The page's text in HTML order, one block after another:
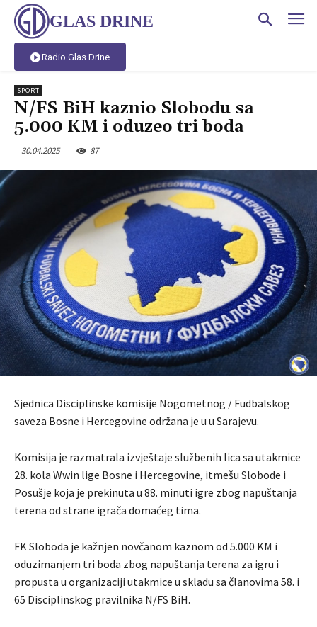
GLAS DRINE
Radio Glas Drine
SPORT
N/FS BiH kaznio Slobodu sa
5.000 KM i oduzeo tri boda
30.04.2025 87
Sjednica Disciplinske komisije Nogometnog / Fudbalskog
saveza Bosne i Hercegovine održana je u u Sarajevu.
Komisija je razmatrala izvještaje službenih lica sa utakmice
28. kola Wwin lige Bosne i Hercegovine, itmešu Slobode i
Posušje koja je prekinuta u 88. minuti igre zbog napuštanja
terena od strane igrača domaćeg tima.
FK Sloboda je kažnjen novčanom kaznom od 5.000 KM i
oduzimanjem tri boda zbog napuštanja terena za igru i
propusta u organizaciji utakmice u skladu sa članovima 58. i
65 Disciplinskog pravilnika N/FS BiH.